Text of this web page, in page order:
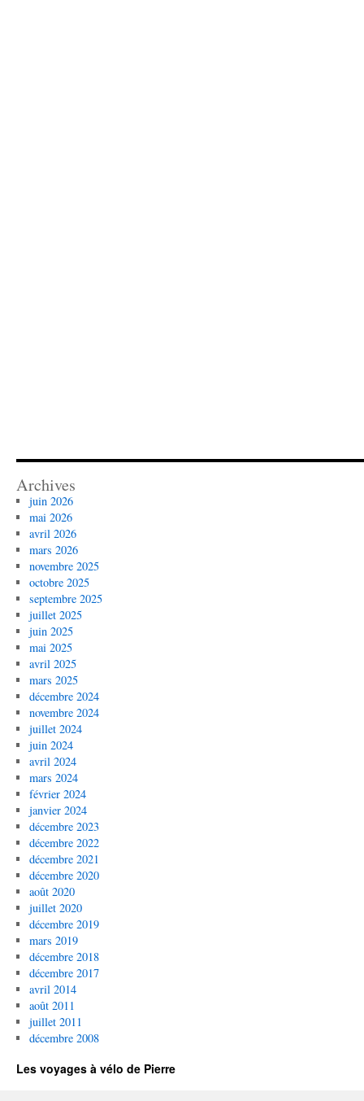
Archives
juin 2026
mai 2026
avril 2026
mars 2026
novembre 2025
octobre 2025
septembre 2025
juillet 2025
juin 2025
mai 2025
avril 2025
mars 2025
décembre 2024
novembre 2024
juillet 2024
juin 2024
avril 2024
mars 2024
février 2024
janvier 2024
décembre 2023
décembre 2022
décembre 2021
décembre 2020
août 2020
juillet 2020
décembre 2019
mars 2019
décembre 2018
décembre 2017
avril 2014
août 2011
juillet 2011
décembre 2008
Les voyages à vélo de Pierre